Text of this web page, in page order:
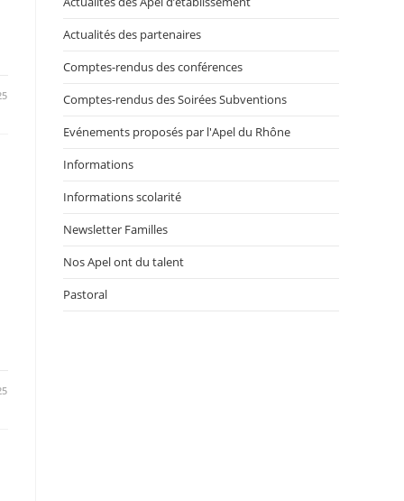
Actualités des partenaires
Comptes-rendus des conférences
Comptes-rendus des Soirées Subventions
Evénements proposés par l'Apel du Rhône
Informations
Informations scolarité
Newsletter Familles
Nos Apel ont du talent
Pastoral